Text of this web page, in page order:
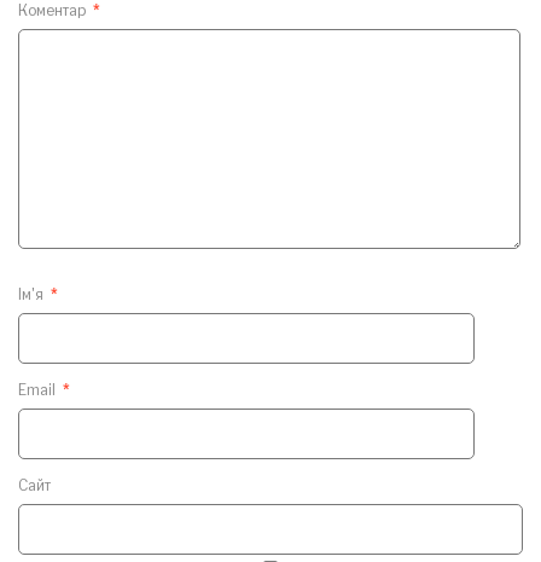
Коментар *
Ім'я *
Email *
Сайт